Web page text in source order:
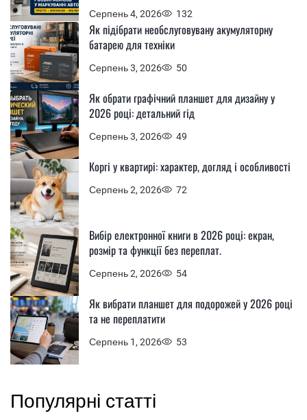
Серпень 4, 2026 132
Серпень 3, 2026 50
Як підібрати необслуговувану акумуляторну
батарею для техніки
Серпень 3, 2026 49
Як обрати графічний планшет для дизайну у
2026 році: детальний гід
Серпень 2, 2026 72
Коргі у квартирі: характер, догляд і особливості
Серпень 2, 2026 54
Вибір електронної книги в 2026 році: екран,
розмір та функції без переплат.
Серпень 1, 2026 53
Як вибрати планшет для подорожей у 2026 році
та не переплатити
Популярні статті